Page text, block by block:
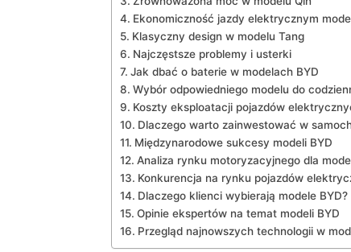
Ekonomiczność jazdy​ elektrycznym
Klasyczny design w modelu Tang
Najczęstsze problemy​ i usterki
Jak dbać o baterie w modelach BYD
Wybór odpowiedniego modelu do
Koszty eksploatacji pojazdów‍
Dlaczego warto zainwestować w
Międzynarodowe sukcesy modeli ‌BYD
Analiza rynku motoryzacyjnego dla
Konkurencja na rynku pojazdów
Dlaczego klienci wybierają modele⁤ BYD?
Opinie ekspertów na temat modeli BYD
Przegląd najnowszych⁢ technologii w